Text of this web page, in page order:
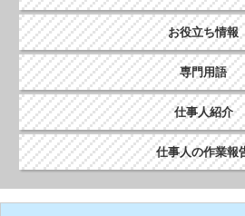
お役立ち情報
専門用語
仕事人紹介
仕事人の作業報